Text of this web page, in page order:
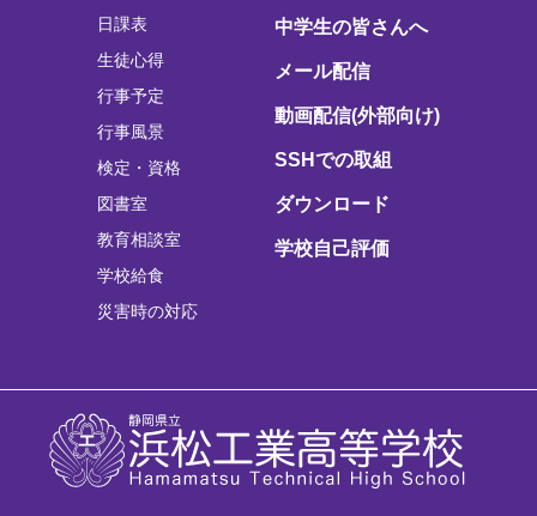
日課表
生徒心得
行事予定
行事風景
検定・資格
図書室
教育相談室
学校給食
災害時の対応
中学生の皆さんへ
メール配信
動画配信(外部向け)
SSHでの取組
ダウンロード
学校自己評価